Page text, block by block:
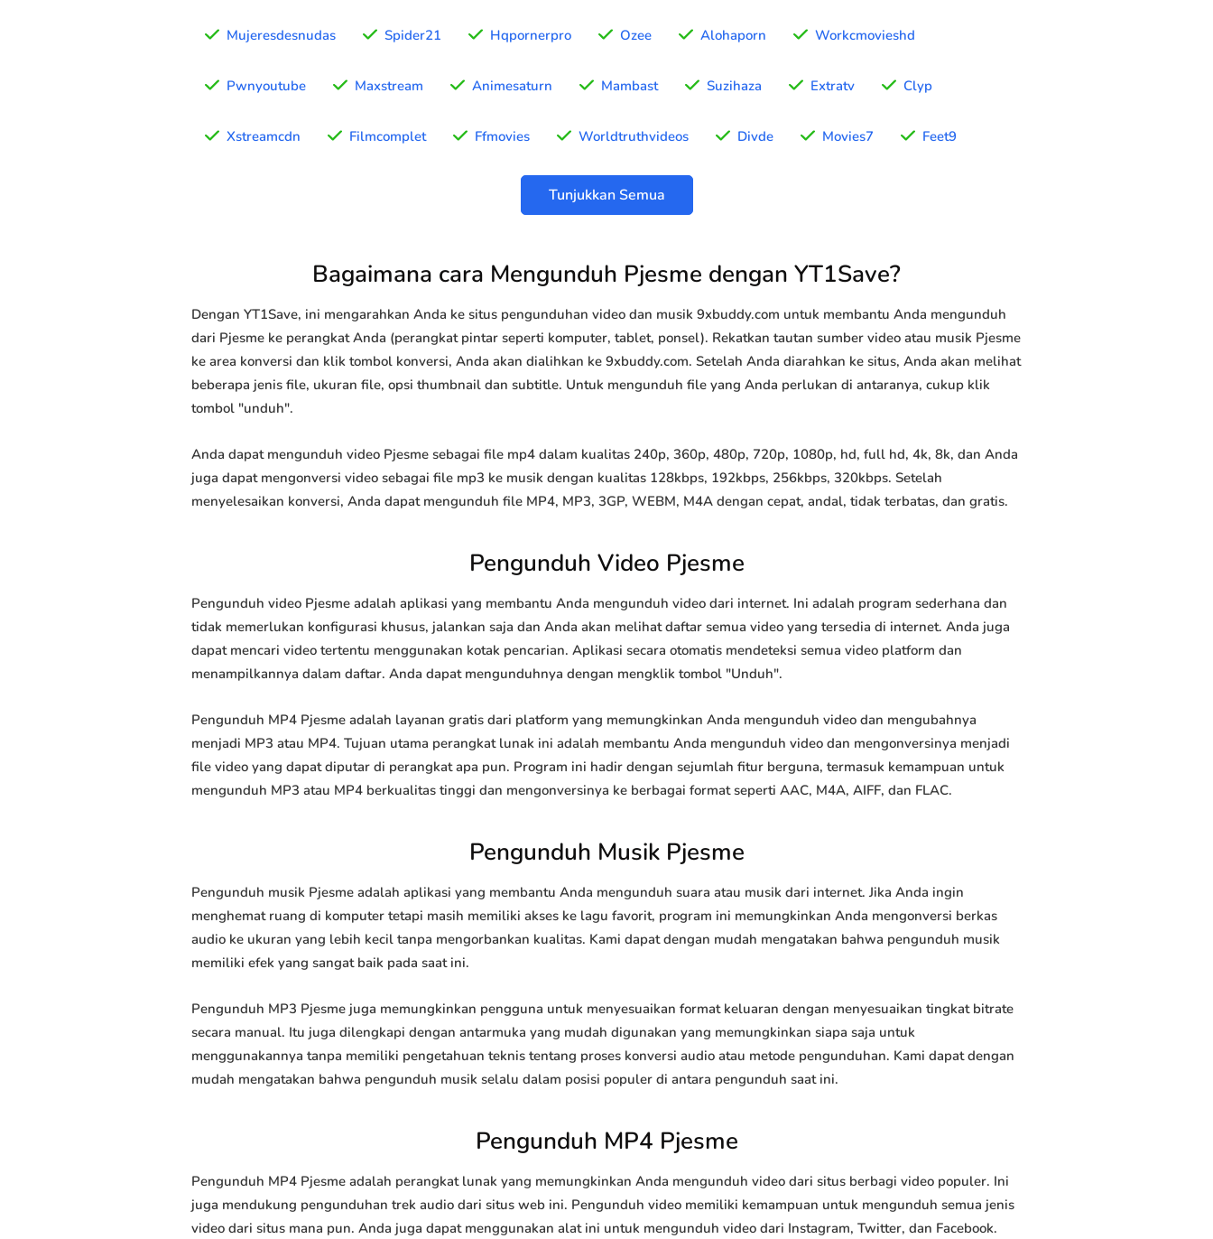
Mujeresdesnudas Spider21 Hqpornerpro Ozee Alohaporn Workcmovieshd
Pwnyoutube Maxstream Animesaturn Mambast Suzihaza Extratv Clyp
Xstreamcdn Filmcomplet Ffmovies Worldtruthvideos Divde Movies7 Feet9
Tunjukkan Semua
Bagaimana cara Mengunduh Pjesme dengan YT1Save?
Dengan YT1Save, ini mengarahkan Anda ke situs pengunduhan video dan musik 9xbuddy.com untuk membantu Anda mengunduh
dari Pjesme ke perangkat Anda (perangkat pintar seperti komputer, tablet, ponsel). Rekatkan tautan sumber video atau musik Pjesme
ke area konversi dan klik tombol konversi, Anda akan dialihkan ke 9xbuddy.com. Setelah Anda diarahkan ke situs, Anda akan melihat
beberapa jenis file, ukuran file, opsi thumbnail dan subtitle. Untuk mengunduh file yang Anda perlukan di antaranya, cukup klik
tombol "unduh".
Anda dapat mengunduh video Pjesme sebagai file mp4 dalam kualitas 240p, 360p, 480p, 720p, 1080p, hd, full hd, 4k, 8k, dan Anda
juga dapat mengonversi video sebagai file mp3 ke musik dengan kualitas 128kbps, 192kbps, 256kbps, 320kbps. Setelah
menyelesaikan konversi, Anda dapat mengunduh file MP4, MP3, 3GP, WEBM, M4A dengan cepat, andal, tidak terbatas, dan gratis.
Pengunduh Video Pjesme
Pengunduh video Pjesme adalah aplikasi yang membantu Anda mengunduh video dari internet. Ini adalah program sederhana dan
tidak memerlukan konfigurasi khusus, jalankan saja dan Anda akan melihat daftar semua video yang tersedia di internet. Anda juga
dapat mencari video tertentu menggunakan kotak pencarian. Aplikasi secara otomatis mendeteksi semua video platform dan
menampilkannya dalam daftar. Anda dapat mengunduhnya dengan mengklik tombol "Unduh".
Pengunduh MP4 Pjesme adalah layanan gratis dari platform yang memungkinkan Anda mengunduh video dan mengubahnya
menjadi MP3 atau MP4. Tujuan utama perangkat lunak ini adalah membantu Anda mengunduh video dan mengonversinya menjadi
file video yang dapat diputar di perangkat apa pun. Program ini hadir dengan sejumlah fitur berguna, termasuk kemampuan untuk
mengunduh MP3 atau MP4 berkualitas tinggi dan mengonversinya ke berbagai format seperti AAC, M4A, AIFF, dan FLAC.
Pengunduh Musik Pjesme
Pengunduh musik Pjesme adalah aplikasi yang membantu Anda mengunduh suara atau musik dari internet. Jika Anda ingin
menghemat ruang di komputer tetapi masih memiliki akses ke lagu favorit, program ini memungkinkan Anda mengonversi berkas
audio ke ukuran yang lebih kecil tanpa mengorbankan kualitas. Kami dapat dengan mudah mengatakan bahwa pengunduh musik
memiliki efek yang sangat baik pada saat ini.
Pengunduh MP3 Pjesme juga memungkinkan pengguna untuk menyesuaikan format keluaran dengan menyesuaikan tingkat bitrate
secara manual. Itu juga dilengkapi dengan antarmuka yang mudah digunakan yang memungkinkan siapa saja untuk
menggunakannya tanpa memiliki pengetahuan teknis tentang proses konversi audio atau metode pengunduhan. Kami dapat dengan
mudah mengatakan bahwa pengunduh musik selalu dalam posisi populer di antara pengunduh saat ini.
Pengunduh MP4 Pjesme
Pengunduh MP4 Pjesme adalah perangkat lunak yang memungkinkan Anda mengunduh video dari situs berbagi video populer. Ini
juga mendukung pengunduhan trek audio dari situs web ini. Pengunduh video memiliki kemampuan untuk mengunduh semua jenis
video dari situs mana pun. Anda juga dapat menggunakan alat ini untuk mengunduh video dari Instagram, Twitter, dan Facebook.